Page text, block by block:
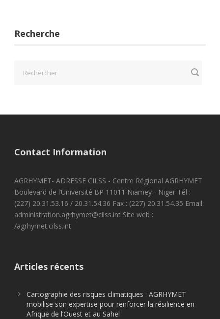
Recherche
Contact Information
AGRHYMET- ADRESSE CILSS - Centre Régional AGRHYMET
Boulevard de l’Université BP 11011 Niamey - Niger Tél :
(227) 20.31.53.16 / 20.31.54.36 Fax : (227) 20.31.54.35 Email:
administration.agrhymet@cilss.int Site web :
/agrhymet.cilss.int
Articles récents
Cartographie des risques climatiques : AGRHYMET
mobilise son expertise pour renforcer la résilience en
Afrique de l’Ouest et au Sahel